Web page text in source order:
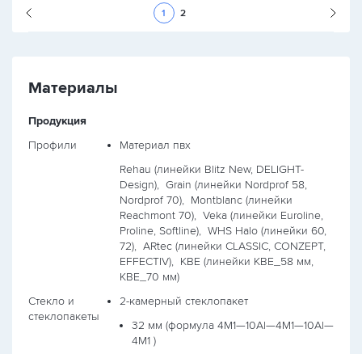
1 2
Следующая
Материалы
Продукция
Профили
Материал пвх
Rehau (линейки Blitz New, DELIGHT-
Design), Grain (линейки Nordprof 58,
Nordprof 70), Montblanc (линейки
Reachmont 70), Veka (линейки Euroline,
Proline, Softline), WHS Halo (линейки 60,
72), ARtec (линейки CLASSIC, CONZEPT,
EFFECTIV), KBE (линейки КВЕ_58 мм,
КВЕ_70 мм)
Стекло и
стеклопакеты
2-камерный стеклопакет
32 мм (формула 4М1—10Al—4М1—10Al—
4М1 )